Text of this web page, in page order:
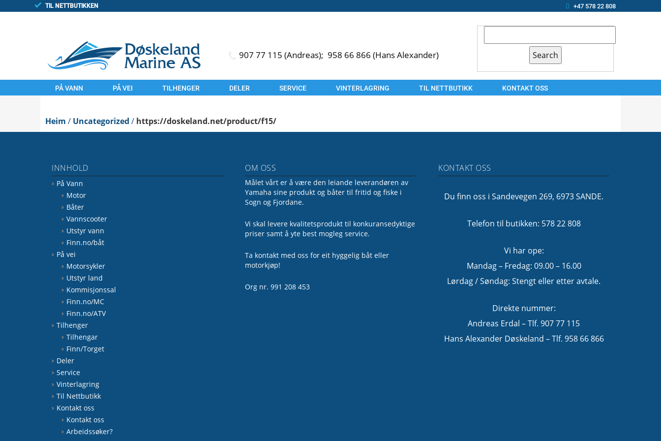
TIL NETTBUTIKKEN +47 578 22 808
907 77 115 (Andreas); 958 66 866 (Hans Alexander)
PÅ VANN
BÅTER
VANN
FINN.NO/BÅT
PÅ VEI
UTSTYR
TILHENGER
FINN/TORGET
DELER SERVICE VINTERLAGRING TIL NETTBUTIKK
KONTAKT OSS
FØLG
Heim / Uncategorized / https://doskeland.net/product/f15/
INNHOLD
På Vann
Motor
Båter
Vannscooter
Utstyr vann
Finn.no/båt
På vei
Motorsykler
Utstyr land
Kommisjonssal
Finn.no/MC
Finn.no/ATV
Tilhenger
Tilhengar
Finn/Torget
Deler
Service
Vinterlagring
Til Nettbutikk
Kontakt oss
Kontakt oss
Arbeidssøker?
OM OSS
Målet vårt er å være den leiande leverandøren av
Yamaha sine produkt og båter til fritid og fiske i
Sogn og Fjordane.
Vi skal levere kvalitetsprodukt til konkuransedyktige
priser samt å yte best mogleg service.
Ta kontakt med oss for eit hyggelig båt eller
motorkjøp!
Org nr. 991 208 453
KONTAKT OSS
Du finn oss i Sandevegen 269, 6973 SANDE.
Telefon til butikken: 578 22 808
Vi har ope:
Mandag – Fredag: 09.00 – 16.00
Lørdag / Søndag: Stengt eller etter avtale.
Direkte nummer:
Andreas Erdal – Tlf. 907 77 115
Hans Alexander Døskeland – Tlf. 958 66 866